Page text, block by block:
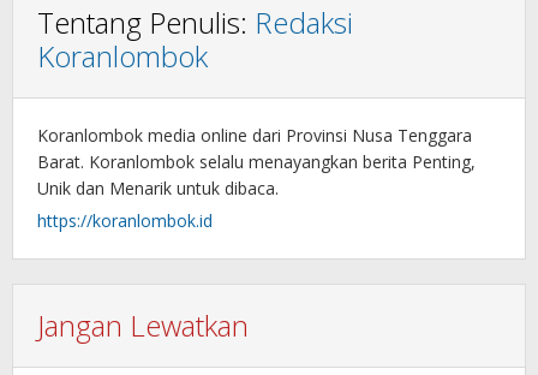
Tentang Penulis: Redaksi
Koranlombok
Koranlombok media online dari Provinsi Nusa Tenggara
Barat. Koranlombok selalu menayangkan berita Penting,
Unik dan Menarik untuk dibaca.
https://koranlombok.id
Jangan Lewatkan